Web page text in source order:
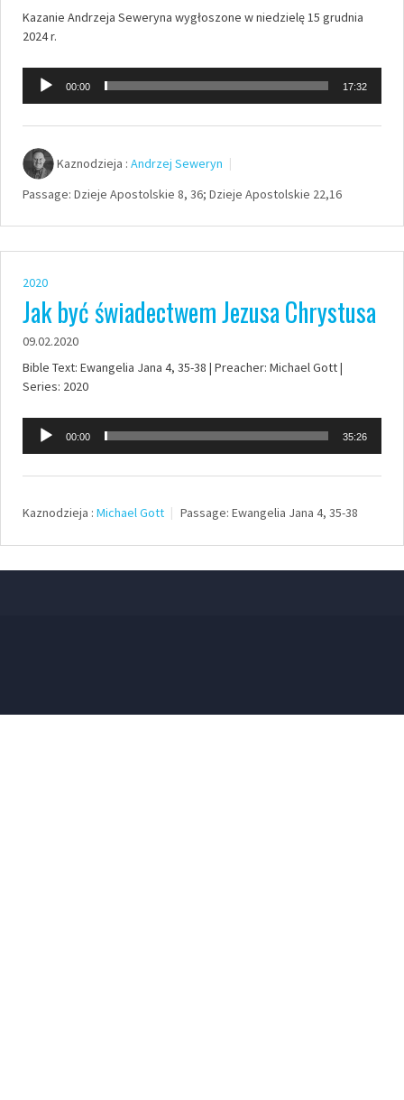
Kazanie Andrzeja Seweryna wygłoszone w niedzielę 15 grudnia
2024 r.
Odtwarzacz
plików
dźwiękowych
00:00 17:32
Kaznodzieja : Andrzej Seweryn
Passage: Dzieje Apostolskie 8, 36; Dzieje Apostolskie 22,16
2020
Jak być świadectwem Jezusa Chrystusa
09.02.2020
Bible Text: Ewangelia Jana 4, 35-38 | Preacher: Michael Gott |
Series: 2020
Odtwarzacz
plików
dźwiękowych
00:00 35:26
Kaznodzieja : Michael Gott Passage: Ewangelia Jana 4, 35-38